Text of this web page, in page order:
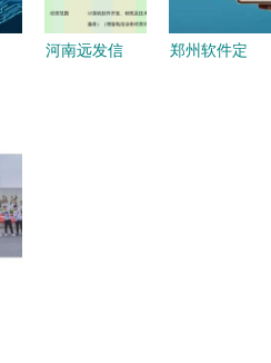
河南远发信
郑州软件定